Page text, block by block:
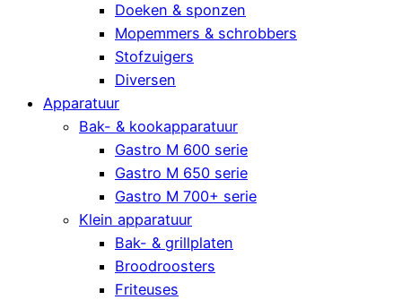
Doeken & sponzen
Mopemmers & schrobbers
Stofzuigers
Diversen
Apparatuur
Bak- & kookapparatuur
Gastro M 600 serie
Gastro M 650 serie
Gastro M 700+ serie
Klein apparatuur
Bak- & grillplaten
Broodroosters
Friteuses